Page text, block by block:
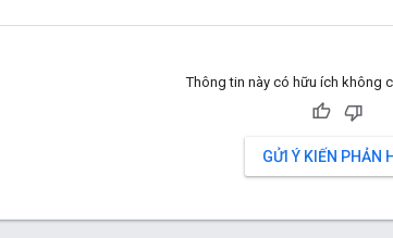
Thông tin này có hữu ích không
GỬI Ý KIẾN PHẢN